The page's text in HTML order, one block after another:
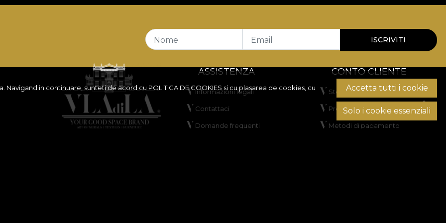
Navigand in continuare, sunteti de acord cu POLITICA DE COOKIES si cu plasarea de cookies, cu
Accetta tutti i cookie
Solo i cookie essenziali
Nome Email ISCRIVITI
ASSISTENZA
Informazioni legali
Contattaci
Domande frequenti
CONTO CLIENTE
Storico ordini
Prodotti preferiti
Metodi di pagamento